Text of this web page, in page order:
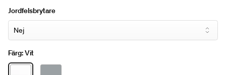
Jordfelsbrytare
Färg:Vit